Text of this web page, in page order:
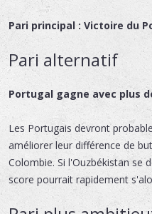
Pari principal : Victoire du
Pari alternatif
Portugal gagne avec plus
Les Portugais devront
améliorer leur différence de
Colombie. Si l'Ouzbékistan se
score pourrait rapidement